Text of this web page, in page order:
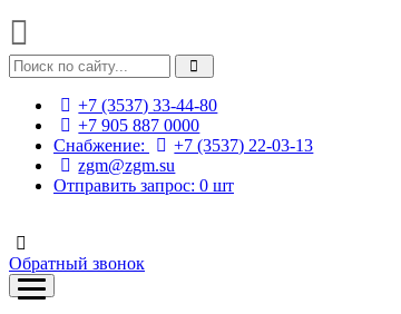
+7 (3537) 33-44-80
+7 905 887 0000
Снабжение:
+7 (3537) 22-03-13
zgm@zgm.su
Отправить запрос: 0 шт
Обратный звонок